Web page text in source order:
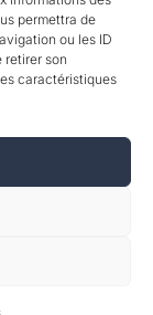
permettra de
ou les ID
retirer son
caractéristiques
S.A. –